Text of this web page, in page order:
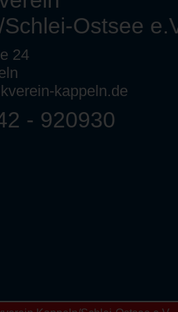
Ostsee
24
kappeln.de
- 920930